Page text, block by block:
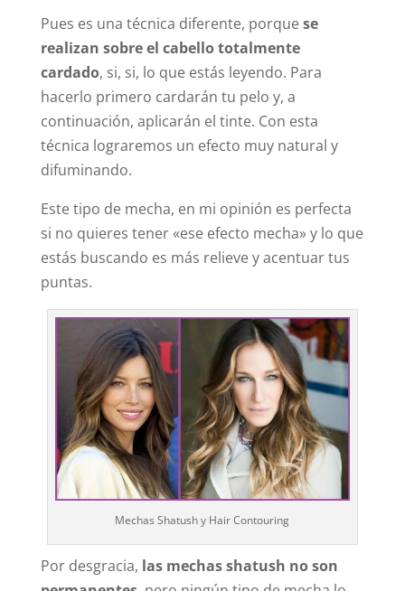
Pues es una técnica diferente, porquese
realizan sobre el cabello totalmente
cardado, si, si, lo que estás leyendo. Para
hacerlo primero cardarán tu pelo y, a
continuación, aplicarán el tinte. Con esta
técnica lograremos un efecto muy natural y
difuminando.
Este tipo de mecha, en mi opinión es perfecta
si no quieres tener «ese efecto mecha» y lo que
estás buscando es más relieve y acentuar tus
puntas.
Mechas Shatush y Hair Contouring
Por desgracia, las mechas shatush no son